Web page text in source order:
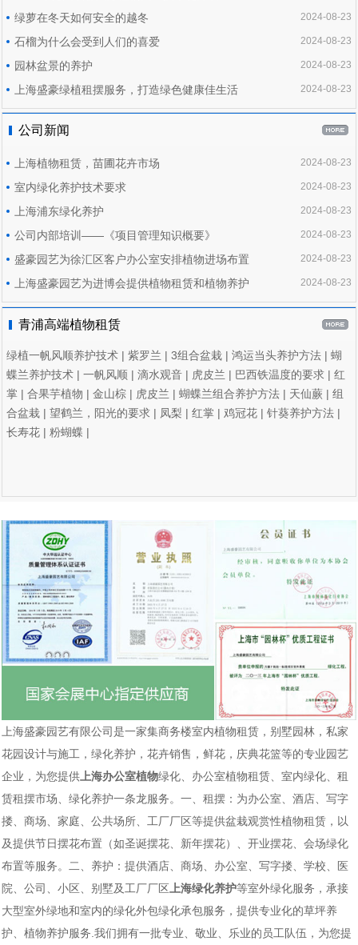
2024-08-23
绿萝在冬天如何安全的越冬
2024-08-23
石榴为什么会受到人们的喜爱
2024-08-23
园林盆景的养护
2024-08-23
上海盛豪绿植租摆服务，打造绿色健康佳生活
公司新闻
2024-08-23
上海植物租赁，苗圃花卉市场
2024-08-23
室内绿化养护技术要求
2024-08-23
上海浦东绿化养护
2024-08-23
公司内部培训——《项目管理知识概要》
2024-08-23
盛豪园艺为徐汇区客户办公室安排植物进场布置
2024-08-23
上海盛豪园艺为进博会提供植物租赁和植物养护
青浦高端植物租赁
绿植一帆风顺养护技术| 紫罗兰 | 3组合盆栽| 鸿运当头养护方法| 蝴
蝶兰养护技术| 一帆风顺 | 滴水观音| 虎皮兰 | 巴西铁温度的要求| 红
掌| 合果芋植物 | 金山棕| 虎皮兰 | 蝴蝶兰组合养护方法| 天仙蕨| 组
合盆栽| 望鹤兰，阳光的要求| 凤梨 | 红掌| 鸡冠花| 针葵养护方法|
长寿花| 粉蝴蝶 |
上海盛豪园艺有限公司是一家集商务楼室内植物租赁，别墅园林，私家
花园设计与施工，绿化养护，花卉销售，鲜花，庆典花篮等的专业园艺
企业，为您提供 上海办公室植物绿化、办公室植物租赁、室内绿化、租
赁租摆市场、绿化养护一条龙服务。一、租摆：为办公室、酒店、写字
搂、商场、家庭、公共场所、工厂厂区等提供盆栽观赏性植物租赁，以
及提供节日摆花布置（如圣诞摆花、新年摆花）、开业摆花、会场绿化
布置等服务。二、养护：提供酒店、商场、办公室、写字搂、学校、医
院、公司、小区、别墅及工厂厂区 上海绿化养护等室外绿化服务，承接
大型室外绿地和室内的绿化外包绿化承包服务，提供专业化的草坪养
护、植物养护服务.我们拥有一批专业、敬业、乐业的员工队伍，为您提